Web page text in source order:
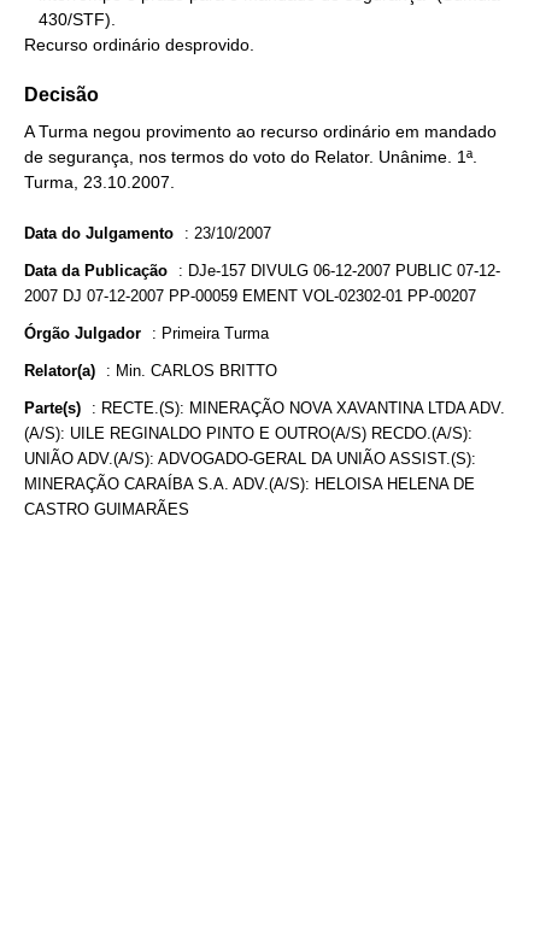
Recurso ordinário desprovido.
Decisão
A Turma negou provimento ao recurso ordinário em mandado
de segurança, nos termos do voto do Relator. Unânime. 1ª.
Turma, 23.10.2007.
Data do Julgamento : 23/10/2007
Data da Publicação : DJe-157 DIVULG 06-12-2007 PUBLIC 07-12-
2007 DJ 07-12-2007 PP-00059 EMENT VOL-02302-01 PP-00207
Órgão Julgador : Primeira Turma
Relator(a) : Min. CARLOS BRITTO
Parte(s) : RECTE.(S): MINERAÇÃO NOVA XAVANTINA LTDA ADV.
(A/S): UILE REGINALDO PINTO E OUTRO(A/S) RECDO.(A/S):
UNIÃO ADV.(A/S): ADVOGADO-GERAL DA UNIÃO ASSIST.(S):
MINERAÇÃO CARAÍBA S.A. ADV.(A/S): HELOISA HELENA DE
CASTRO GUIMARÃES